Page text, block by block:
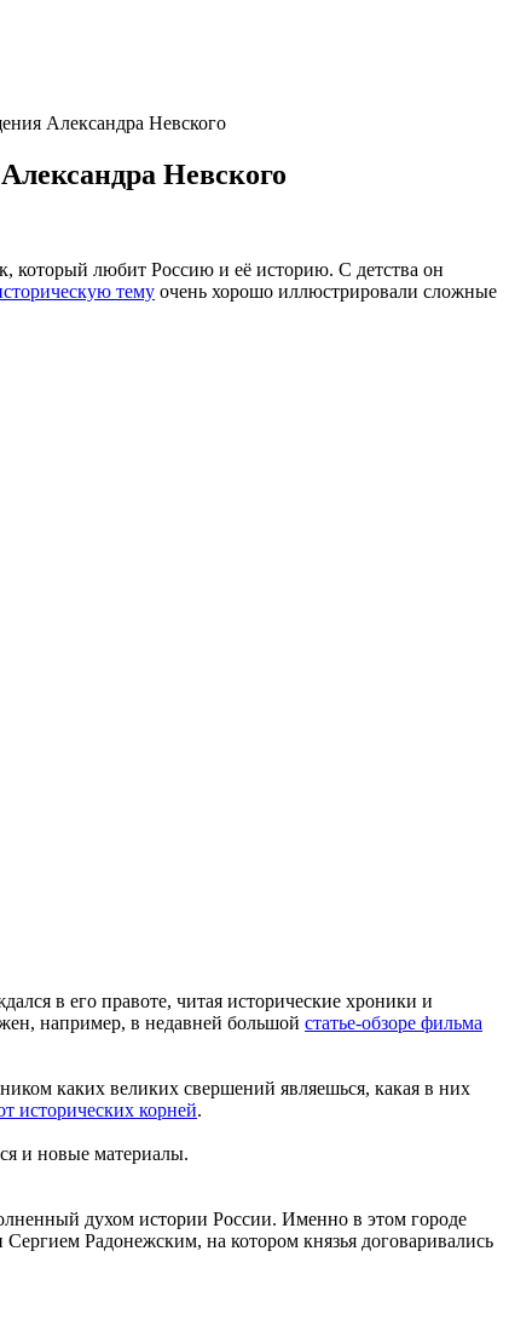
Александра Невского
Невского
который любит Россию и её историю. С детства он
тему очень хорошо иллюстрировали сложные
в его правоте, читая исторические хроники и
например, в недавней большой статье-обзоре фильма
каких великих свершений являешься, какая в них
исторических корней.
и новые материалы.
духом истории России. Именно в этом городе
Радонежским, на котором князья договаривались